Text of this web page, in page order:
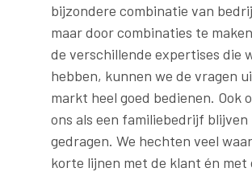
bijzondere combinatie van
maar door combinaties te
de verschillende expertises die
hebben, kunnen we de vragen
markt heel goed bedienen. Ook
ons als een familiebedrijf blijven
gedragen. We hechten veel
korte lijnen met de klant én met